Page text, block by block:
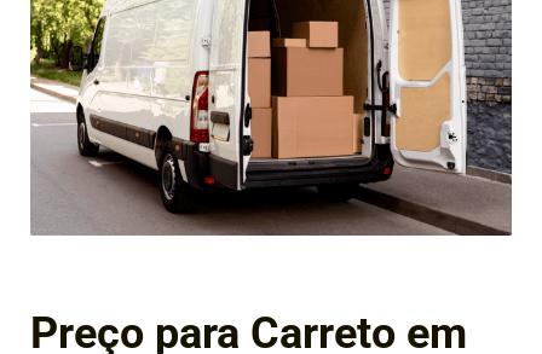
Preço para Carreto em